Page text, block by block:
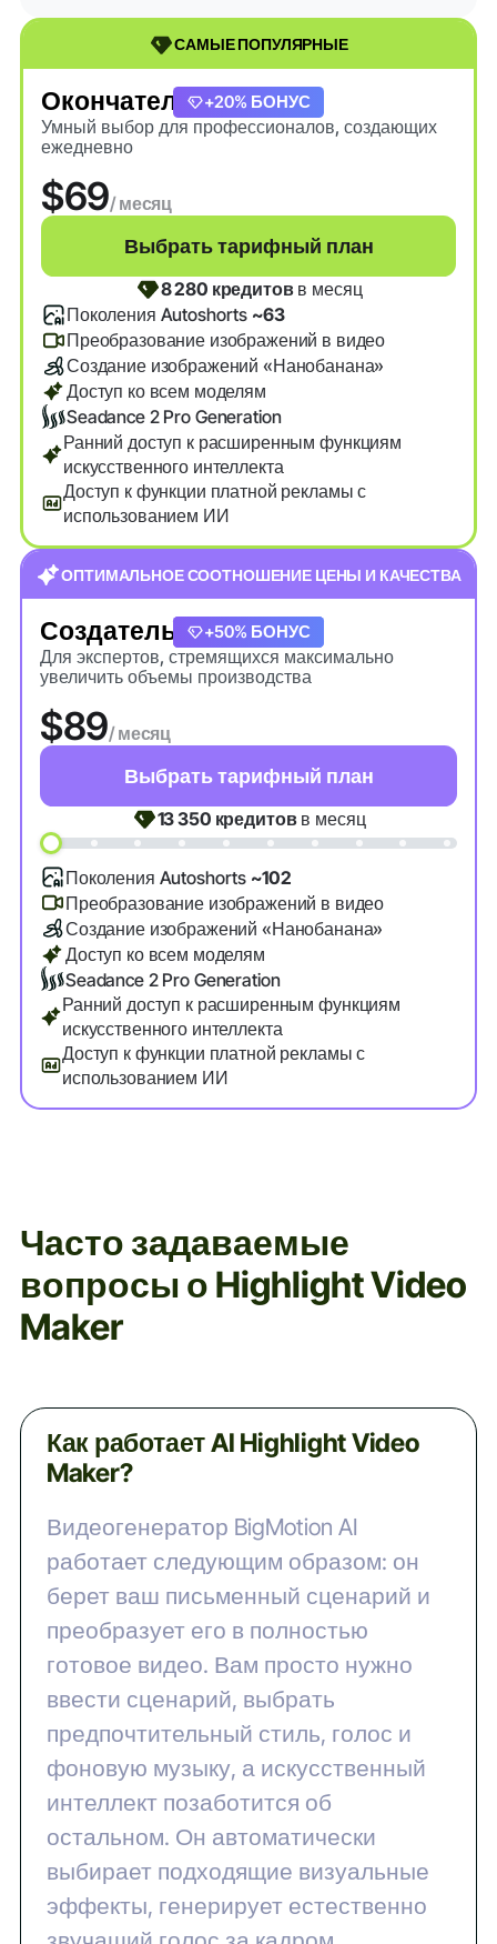
САМЫЕ ПОПУЛЯРНЫЕ
Окончательный
Умный выбор для профессионалов, создающих
ежедневно
$69/ месяц
Выбрать тарифный план
+20% БОНУС
8 280 кредитовв месяц
Поколения Autoshorts ~63
Преобразование изображений в видео
Создание изображений «Нанобанана»
Доступ ко всем моделям
Seadance 2 Pro Generation
Ранний доступ к расширенным функциям
искусственного интеллекта
Доступ к функции платной рекламы с
использованием ИИ
ОПТИМАЛЬНОЕ СООТНОШЕНИЕ ЦЕНЫ И КАЧЕСТВА
Создатель
Для экспертов, стремящихся максимально
увеличить объемы производства
$89/ месяц
Выбрать тарифный план
+20% БОНУС
+50% БОНУС
13 350 кредитовв месяц
Поколения Autoshorts ~102
Преобразование изображений в видео
Создание изображений «Нанобанана»
Доступ ко всем моделям
Seadance 2 Pro Generation
Ранний доступ к расширенным функциям
искусственного интеллекта
Доступ к функции платной рекламы с
использованием ИИ
Часто задаваемые
вопросы о Highlight Video
Maker
Как работает AI Highlight Video
Maker?
Видеогенератор BigMotion AI
работает следующим образом: он
берет ваш письменный сценарий и
преобразует его в полностью
готовое видео. Вам просто нужно
ввести сценарий, выбрать
предпочтительный стиль, голос и
фоновую музыку, а искусственный
интеллект позаботится об
остальном. Он автоматически
выбирает подходящие визуальные
эффекты, генерирует естественно